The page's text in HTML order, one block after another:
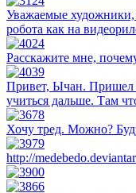
Уважаемые художники,
робота как на
Расскажите мне,
Привет, Ычан. Пришел
учиться дальше. Там
Хочу тред. Можно?
http://